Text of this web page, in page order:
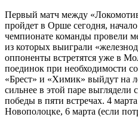
Первый матч между
пройдет в Орше сегодня,
чемпионате команды провели
из которых выиграли
оппоненты встретятся уже в
поединок при необходимости
«Брест» и «Химик» выйдут на
сильнее в этой паре выглядели
победы в пяти встречах. 4
Новополоцке, 6 марта (если